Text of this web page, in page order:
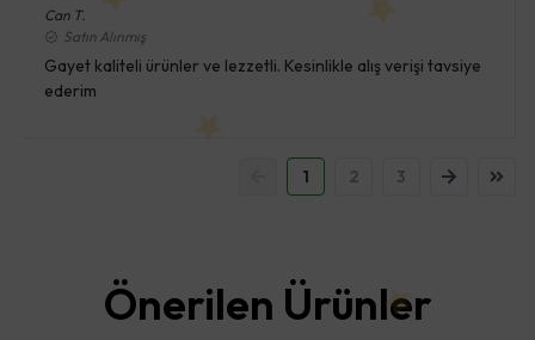
Can T.
Satın Alınmış
Gayet kaliteli ürünler ve lezzetli. Kesinlikle alış verişi tavsiye
ederim
1 2 3
Önerilen Ürünler